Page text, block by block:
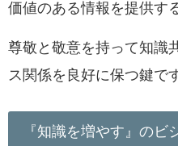
価値のある情報を提供す
尊敬と敬意を持って知識
ス関係を良好に保つ鍵で
『知識を増やす』の